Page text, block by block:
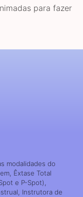
para fazer
modalidades do
Êxtase Total
e P-Spot),
Instrutora de